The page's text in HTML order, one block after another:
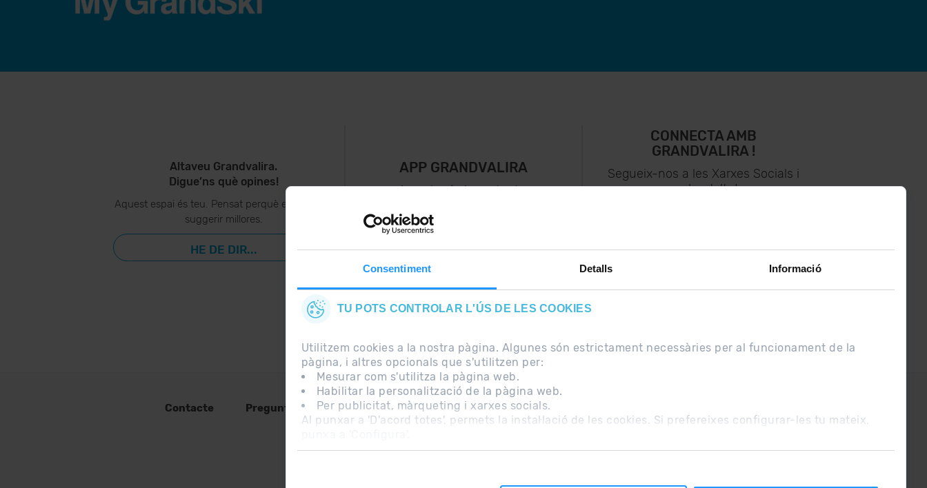
Consentiment Detalls Informació
TU POTS CONTROLAR L'ÚS DE LES COOKIES
Utilitzem cookies a la nostra pàgina. Algunes són estrictament necessàries per al funcionament de la
pàgina, i altres opcionals que s'utilitzen per:
Mesurar com s'utilitza la pàgina web.
Habilitar la personalització de la pàgina web.
Per publicitat, màrqueting i xarxes socials.
Al punxar a 'D'acord totes', permets la instal·lació de les cookies. Si prefereixes configurar-les tu mateix,
Altaveu Grandvalira.
Digue’ns què opines!
Aquest espai és teu. Pensat perquè ens puguis
suggerir millores.
HE DE DIR...
APP GRANDVALIRA
Ara, el més important a
CONNECTA AMB
GRANDVALIRA !
Segueix-nos a les Xarxes Socials i
assabenta’t de
Contacte Preguntes freqüents Nota Legal Informació addicional RGPDUE